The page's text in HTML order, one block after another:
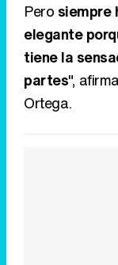
Pero siempre
elegante
tiene la
partes",
Ortega.